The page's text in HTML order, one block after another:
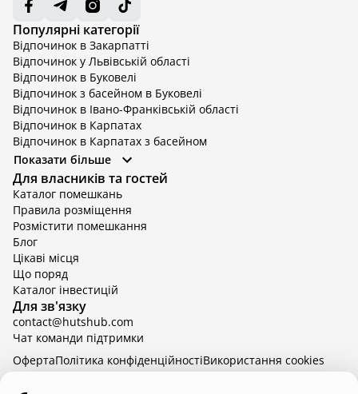
Популярні категорії
Відпочинок в Закарпатті
Відпочинок у Львівській області
Відпочинок в Буковелі
Відпочинок з басейном в Буковелі
Відпочинок в Івано-Франківській області
Відпочинок в Карпатах
Відпочинок в Карпатах з басейном
Відпочинок в Київській області
Відпочинок в Київській області з басейном
Відпочинок в Тернопільській області
Відпочинок у Вінницькій області
Відпочинок в Яремче
Відпочинок у Львівській області з басейном
Відпочинок з басейном в Тернопільській області
Показати більше
Для власників та гостей
Каталог помешкань
Правила розміщення
Розмістити помешкання
Блог
Цікаві місця
Що поряд
Каталог інвестицій
Для зв'язку
contact@hutshub.com
Чат команди підтримки
hutshub | ©2026
ОфертаПолітика конфіденційностіBикористання cookies